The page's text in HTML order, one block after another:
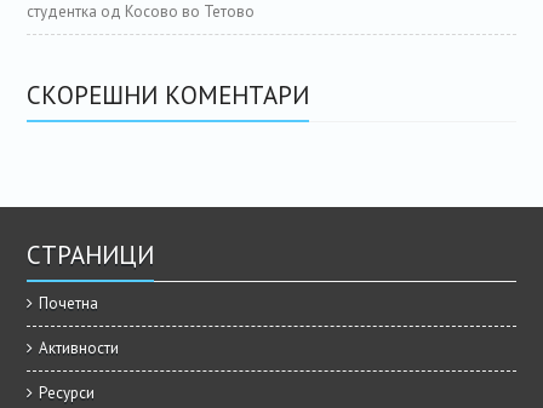
студентка од Косово во Тетово
СКОРЕШНИ КОМЕНТАРИ
СТРАНИЦИ
Почетна
Активности
Ресурси